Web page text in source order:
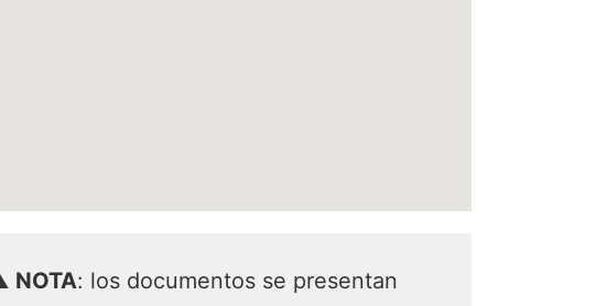
NOTA: los documentos se presentan